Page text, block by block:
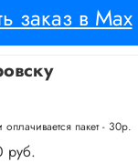
заказ в Max
пакет - 30р.
руб.